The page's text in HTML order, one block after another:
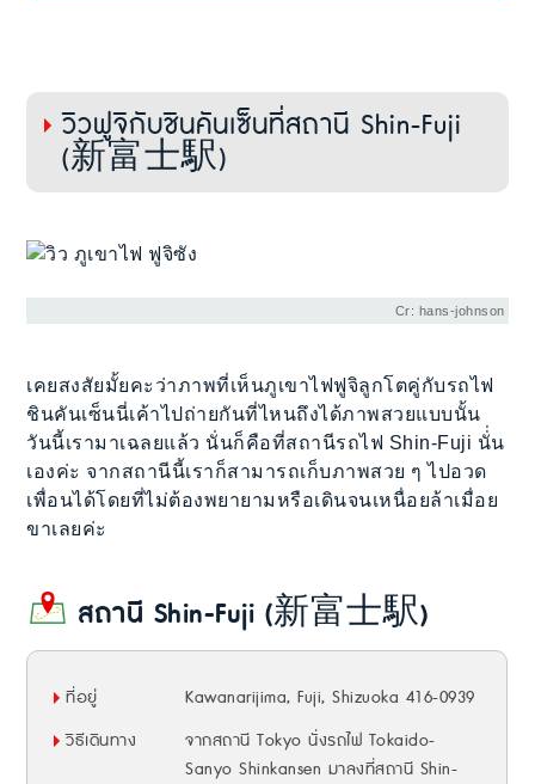
วิวฟูจิกับชินคันเซ็นที่สถานี Shin-Fuji
(新富士駅)
Cr: hans-johnson
เคยสงสัยมั้ยคะว่าภาพที่เห็นภูเขาไฟฟูจิลูกโตคู่กับรถไฟ
ชินคันเซ็นนี่เค้าไปถ่ายกันที่ไหนถึงได้ภาพสวยแบบนั้น
วันนี้เรามาเฉลยแล้ว นั่นก็คือที่สถานีรถไฟ Shin-Fuji นั่่น
เองค่ะ จากสถานีนี้เราก็สามารถเก็บภาพสวย ๆ ไปอวด
เพื่อนได้โดยที่ไม่ต้องพยายามหรือเดินจนเหนื่อยล้าเมื่อย
ขาเลยค่ะ
สถานี Shin-Fuji (新富士駅)
ที่อยู่
Kawanarijima, Fuji, Shizuoka 416-0939
วิธีเดินทาง
จากสถานี Tokyo นั่งรถไฟ Tokaido-
Sanyo Shinkansen มาลงที่สถานี Shin-